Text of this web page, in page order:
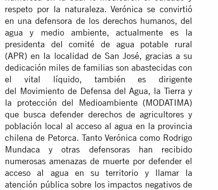
respeto por la naturaleza. Verónica se convirtió
en una defensora de los derechos humanos, del
agua y medio ambiente, actualmente es la
presidenta del comité de agua potable rural
(APR) en la localidad de San José, gracias a su
dedicación miles de familias son abastecidas con
el vital líquido, también es dirigente
del Movimiento de Defensa del Agua, la Tierra y
la protección del Medioambiente (MODATIMA)
que busca defender derechos de agricultores y
población local al acceso al agua en la provincia
chilena de Petorca. Tanto Verónica como Rodrigo
Mundaca y otras defensoras han recibido
numerosas amenazas de muerte por defender el
acceso al agua en su territorio y llamar la
atención pública sobre los impactos negativos de